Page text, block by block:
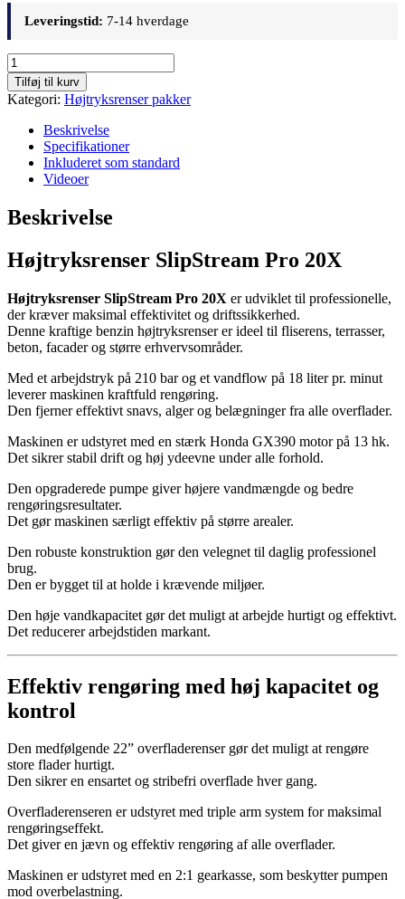
Leveringstid: 7-14 hverdage
Højtryksrenser
SlipStream
Pro
20X
Fliserens
imprægnering
inkluderet
antal
Tilføj til kurv
Kategori: Højtryksrenser pakker
Beskrivelse
Specifikationer
Inkluderet som standard
Videoer
Beskrivelse
Højtryksrenser SlipStream Pro 20X
Højtryksrenser SlipStream Pro 20X er udviklet til professionelle,
der kræver maksimal effektivitet og driftssikkerhed.
Denne kraftige benzin højtryksrenser er ideel til fliserens, terrasser,
beton, facader og større erhvervsområder.
Med et arbejdstryk på 210 bar og et vandflow på 18 liter pr. minut
leverer maskinen kraftfuld rengøring.
Den fjerner effektivt snavs, alger og belægninger fra alle overflader.
Maskinen er udstyret med en stærk Honda GX390 motor på 13 hk.
Det sikrer stabil drift og høj ydeevne under alle forhold.
Den opgraderede pumpe giver højere vandmængde og bedre
rengøringsresultater.
Det gør maskinen særligt effektiv på større arealer.
Den robuste konstruktion gør den velegnet til daglig professionel
brug.
Den er bygget til at holde i krævende miljøer.
Den høje vandkapacitet gør det muligt at arbejde hurtigt og effektivt.
Det reducerer arbejdstiden markant.
Effektiv rengøring med høj kapacitet og
kontrol
Den medfølgende 22” overfladerenser gør det muligt at rengøre
store flader hurtigt.
Den sikrer en ensartet og stribefri overflade hver gang.
Overfladerenseren er udstyret med triple arm system for maksimal
rengøringseffekt.
Det giver en jævn og effektiv rengøring af alle overflader.
Maskinen er udstyret med en 2:1 gearkasse, som beskytter pumpen
mod overbelastning.